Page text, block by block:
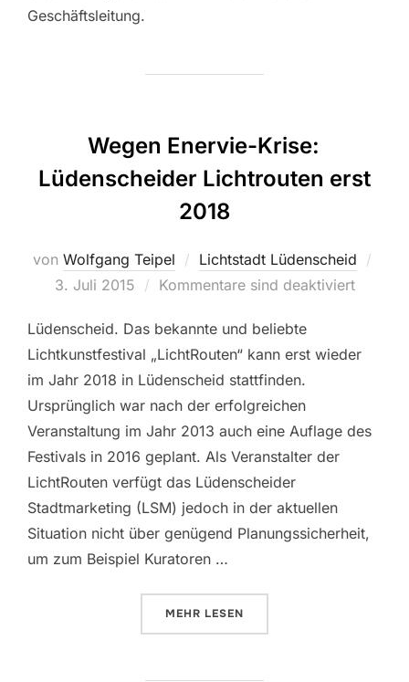
Geschäftsleitung.
Wegen Enervie-Krise:
Lüdenscheider Lichtrouten erst
2018
von Wolfgang Teipel Lichtstadt Lüdenscheid
3. Juli 2015 Kommentare sind deaktiviert
Lüdenscheid. Das bekannte und beliebte
Lichtkunstfestival „LichtRouten“ kann erst wieder
im Jahr 2018 in Lüdenscheid stattfinden.
Ursprünglich war nach der erfolgreichen
Veranstaltung im Jahr 2013 auch eine Auflage des
Festivals in 2016 geplant. Als Veranstalter der
LichtRouten verfügt das Lüdenscheider
Stadtmarketing (LSM) jedoch in der aktuellen
Situation nicht über genügend Planungssicherheit,
um zum Beispiel Kuratoren …
MEHR ÜBER „WEGEN ENERVIE-KRISE:
LESEN